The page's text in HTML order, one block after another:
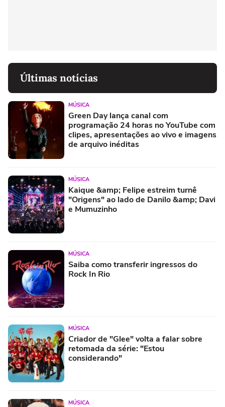
Últimas notícias
MÚSICA
Green Day lança canal com
programação 24 horas no YouTube com
clipes, apresentações ao vivo e imagens
de arquivo inéditas
MÚSICA
Kaique &amp; Felipe estreim turnê
"Origens" ao lado de Danilo &amp; Davi
e Mumuzinho
MÚSICA
Saiba como transferir ingressos do
Rock In Rio
MÚSICA
Criador de "Glee" volta a falar sobre
retomada da série: "Estou
considerando"
MÚSICA